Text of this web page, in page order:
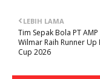
LEBIH LAMA
Tim Sepak Bola PT
Wilmar Raih Runner Up
Cup 2026